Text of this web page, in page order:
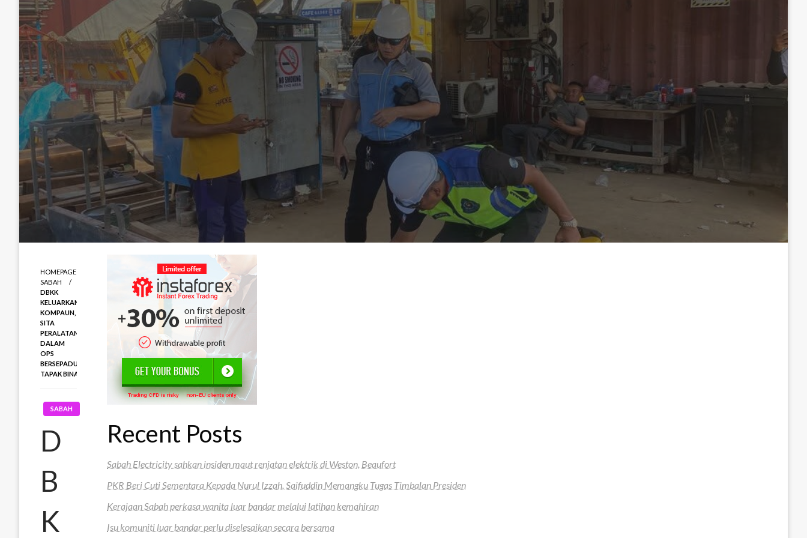
HOMEPAGE
SABAH
DBKK
KELUARKAN
KOMPAUN,
SITA
PERALATAN
DALAM
OPS
BERSEPADU
TAPAK BINA
SABAH
D
B
K
Recent Posts
Sabah Electricity sahkan insiden maut renjatan elektrik di Weston, Beaufort
PKR Beri Cuti Sementara Kepada Nurul Izzah, Saifuddin Memangku Tugas Timbalan Presiden
Kerajaan Sabah perkasa wanita luar bandar melalui latihan kemahiran
Isu komuniti luar bandar perlu diselesaikan secara bersama